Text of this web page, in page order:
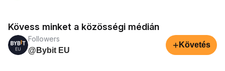
Kövess minket a közösségi médián
Followers
@Bybit EU
+ Követés